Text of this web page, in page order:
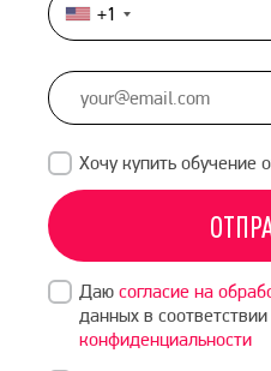
United
States
+1
+1
Хочу купить обучение
Даю согласие на
данных в соответствии
конфиденциальности